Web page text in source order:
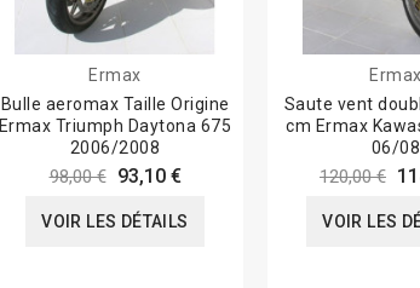
Ermax
Bulle aeromax Taille Origine
Ermax Triumph Daytona 675
2006/2008
98,00 € 93,10 €
VOIR LES DÉTAILS
Ermax
Saute vent
cm Ermax
06/08
120,00 €
VOIR LES